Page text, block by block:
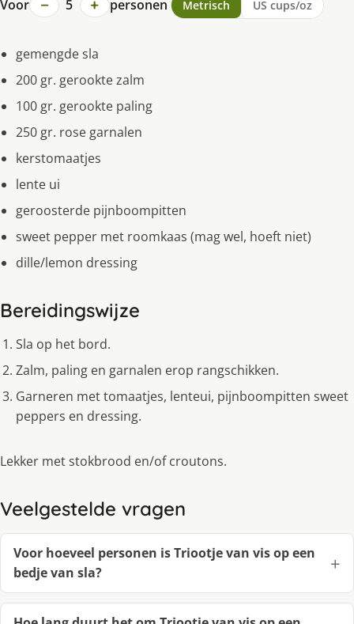
Voor − 5 + personen Metrisch US cups/oz
gemengde sla
200 gr. gerookte zalm
100 gr. gerookte paling
250 gr. rose garnalen
kerstomaatjes
lente ui
geroosterde pijnboompitten
sweet pepper met roomkaas (mag wel, hoeft niet)
dille/lemon dressing
Bereidingswijze
Sla op het bord.
Zalm, paling en garnalen erop rangschikken.
Garneren met tomaatjes, lenteui, pijnboompitten sweet
peppers en dressing.
Lekker met stokbrood en/of croutons.
Veelgestelde vragen
Voor hoeveel personen is Triootje van vis op een
bedje van sla?